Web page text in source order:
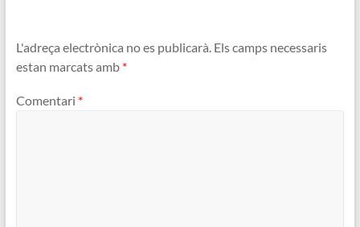
L'adreça electrònica no es publicarà. Els camps necessaris
estan marcats amb *
Comentari *